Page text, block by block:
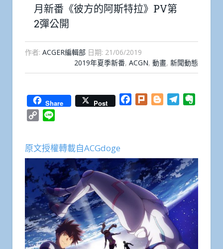
月新番《彼方的阿斯特拉》PV第
2彈公開
作者: ACGER編輯部 日期: 21/06/2019
2019年夏季新番, ACGN, 動畫, 新聞動態
Share Post Facebook
Plurk BloggerTelegram
Copy
原文授權轉載自ACGdoge